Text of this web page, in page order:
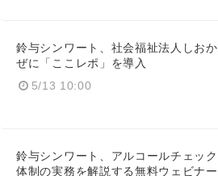
鈴与シンワート、社会福祉法人しおか
ぜに「ここレポ」を導入
5/13 10:00
鈴与シンワート、アルコールチェック
体制の実務を解説する無料ウェビナー